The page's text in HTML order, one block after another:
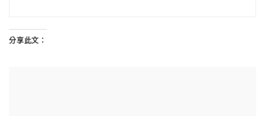
分享此文：